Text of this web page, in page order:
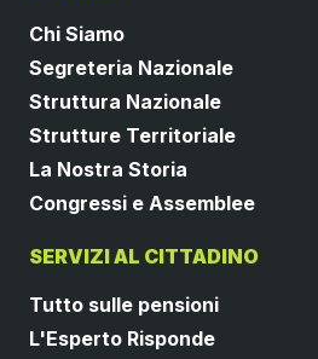
Chi Siamo
Segreteria Nazionale
Struttura Nazionale
Strutture Territoriale
La Nostra Storia
Congressi e Assemblee
SERVIZI AL CITTADINO
Tutto sulle pensioni
L'Esperto Risponde